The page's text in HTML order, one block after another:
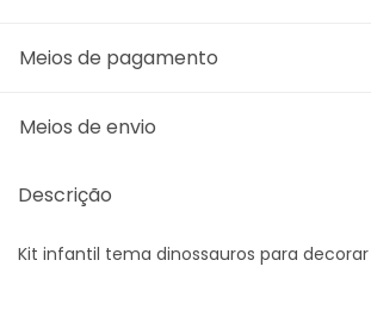
Meios de pagamento
Meios de envio
Descrição
Kit infantil tema dinossauros para